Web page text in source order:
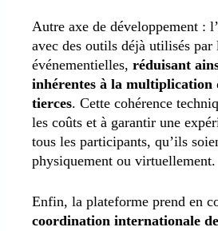
Autre axe de développement :
avec des outils déjà utilisés par
événementielles, réduisant
inhérentes à la multiplication
tierces. Cette cohérence
les coûts et à garantir une
tous les participants, qu’ils
physiquement ou virtuellement.
Enfin, la plateforme prend en
coordination internationale